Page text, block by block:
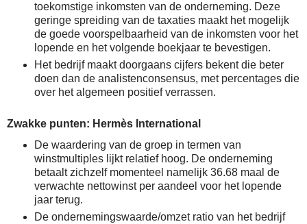
toekomstige inkomsten van de onderneming. Deze
geringe spreiding van de taxaties maakt het mogelijk
de goede voorspelbaarheid van de inkomsten voor het
lopende en het volgende boekjaar te bevestigen.
Het bedrijf maakt doorgaans cijfers bekent die beter
doen dan de analistenconsensus, met percentages die
over het algemeen positief verrassen.
Zwakke punten: Hermès International
De waardering van de groep in termen van
winstmultiples lijkt relatief hoog. De onderneming
betaalt zichzelf momenteel namelijk 36.68 maal de
verwachte nettowinst per aandeel voor het lopende
jaar terug.
De ondernemingswaarde/omzet ratio van het bedrijf